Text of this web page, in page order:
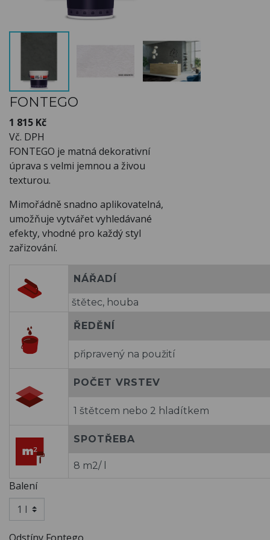
FONTEGO
1 815 Kč
Vč. DPH
FONTEGO je matná dekorativní
úprava s velmi jemnou a živou
texturou.
Mimořádně snadno aplikovatelná,
umožňuje vytvářet vyhledávané
efekty, vhodné pro každý styl
zařizování.
NÁŘADÍ
štětec, houba
ŘEDĚNÍ
připravený na použití
POČET VRSTEV
1 štětcem nebo 2 hladítkem
SPOTŘEBA
8 m2/ l
Balení